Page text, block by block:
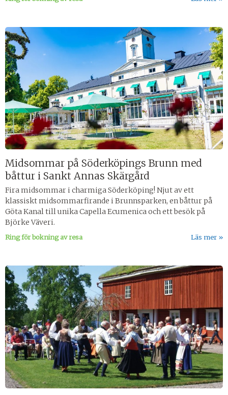
Midsommar på Söderköpings Brunn med
båttur i Sankt Annas Skärgård
Fira midsommar i charmiga Söderköping! Njut av ett
klassiskt midsommarfirande i Brunnsparken, en båttur på
Göta Kanal till unika Capella Ecumenica och ett besök på
Björke Väveri.
Ring för bokning av resa Läs mer